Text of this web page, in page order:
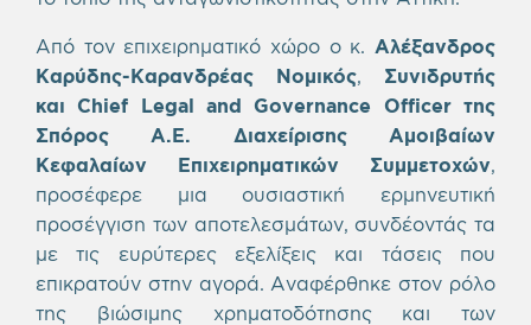
Από τον επιχειρηματικό χώρο ο κ. Αλέξανδρος
Καρύδης-Καρανδρέας Νομικός, Συνιδρυτής
και Chief Legal and Governance Officer της
Σπόρος Α.Ε. Διαχείρισης Αμοιβαίων
Κεφαλαίων Επιχειρηματικών Συμμετοχών,
προσέφερε μια ουσιαστική ερμηνευτική
προσέγγιση των αποτελεσμάτων, συνδέοντάς τα
με τις ευρύτερες εξελίξεις και τάσεις που
επικρατούν στην αγορά. Αναφέρθηκε στον ρόλο
της βιώσιμης χρηματοδότησης και των